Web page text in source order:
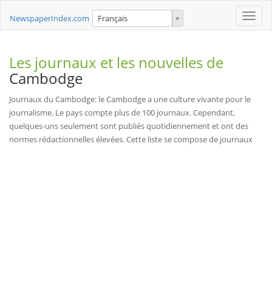
Toggle
NewspaperIndex.com Français
Les journaux et les nouvelles de
Cambodge
Journaux du Cambodge: le Cambodge a une culture vivante pour le
journalisme. Le pays compte plus de 100 journaux. Cependant,
quelques-uns seulement sont publiés quotidiennement et ont des
normes rédactionnelles élevées. Cette liste se compose de journaux